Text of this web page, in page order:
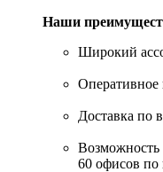
Наши
Широкий
Оперативное
Доставка по
Возможность
60 офисов по